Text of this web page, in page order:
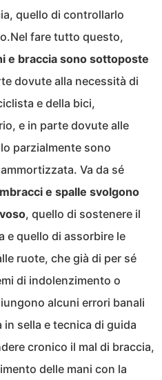
quello di controllarlo
fare tutto questo,
e braccia sono sottoposte
dovute alla necessità di
e della bici,
e in parte dovute alle
parzialmente sono
Va da sé
e spalle svolgono
, quello di sostenere il
e quello di assorbire le
ruote, che già di per sé
di indolenzimento o
alcuni errori banali
sella e tecnica di guida
cronico il mal di braccia,
delle mani con la